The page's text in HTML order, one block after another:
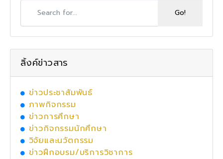
ลิ้งค์ข่าวสาร
ข่าวประชาสัมพันธ์
ภาพกิจกรรม
ข่าวการศึกษา
ข่าวกิจกรรมนักศึกษา
วิจัยและนวัตกรรม
ข่าวฝึกอบรม/บริการวิชาการ